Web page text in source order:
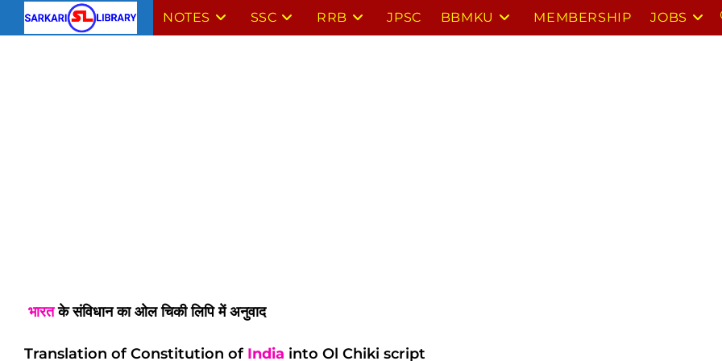
NOTES SSC RRB JPSC BBMKU MEMBERSHIP JOBS
भारतके संविधान का ओल चिकी लिपि में अनुवाद
Translation of Constitution of India into Ol Chiki script